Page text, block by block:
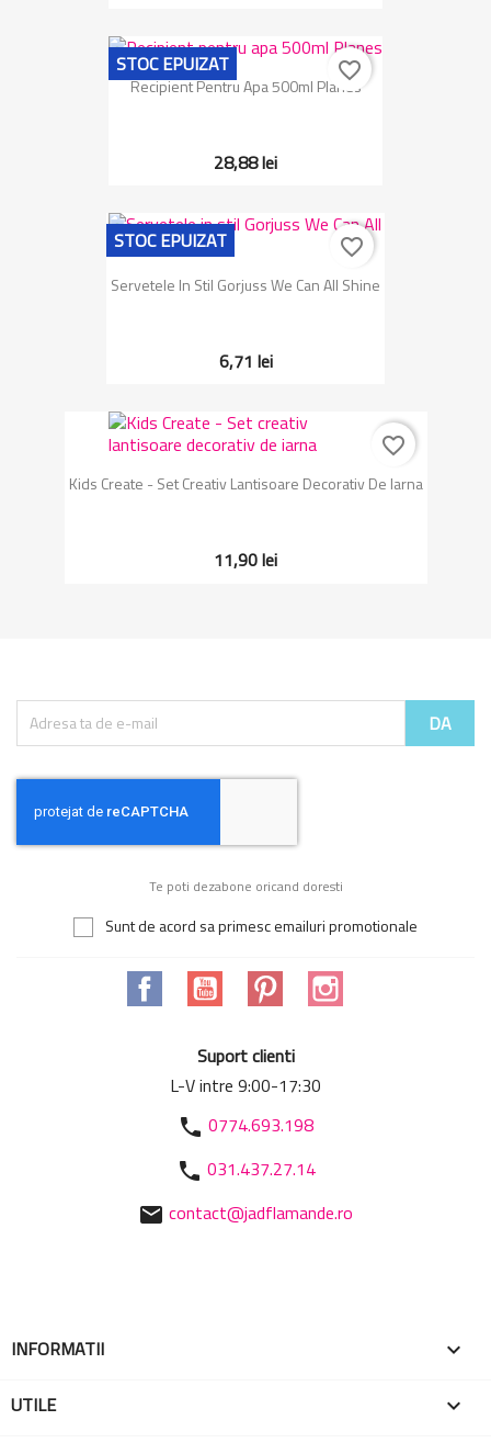
Recipient Pentru Apa 500ml Planes
28,88 lei
STOC EPUIZAT favorite_border
Servetele In Stil Gorjuss We Can All Shine
6,71 lei
STOC EPUIZAT favorite_border
Kids Create - Set Creativ Lantisoare Decorativ De Iarna
11,90 lei
favorite_border
Te poti dezabone oricand doresti
Sunt de acord sa primesc emailuri promotionale
Facebook YouTube Pinterest
Suport clienti
L-V intre 9:00-17:30
phone 0774.693.198
phone 031.437.27.14
mail contact@jadflamande.ro
INFORMATII 
UTILE 